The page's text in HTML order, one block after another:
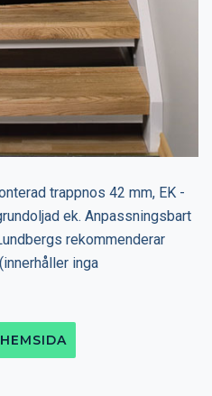
trappnos 42 mm, EK -
ek. Anpassningsbart
rekommenderar
inga